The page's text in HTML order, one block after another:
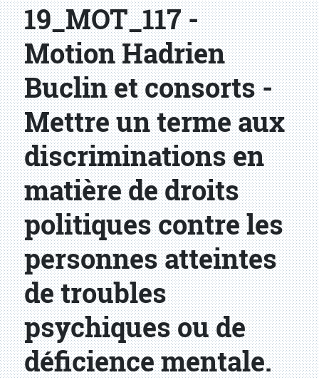
19_MOT_117 -
Motion Hadrien
Buclin et consorts -
Mettre un terme aux
discriminations en
matière de droits
politiques contre les
personnes atteintes
de troubles
psychiques ou de
déficience mentale.